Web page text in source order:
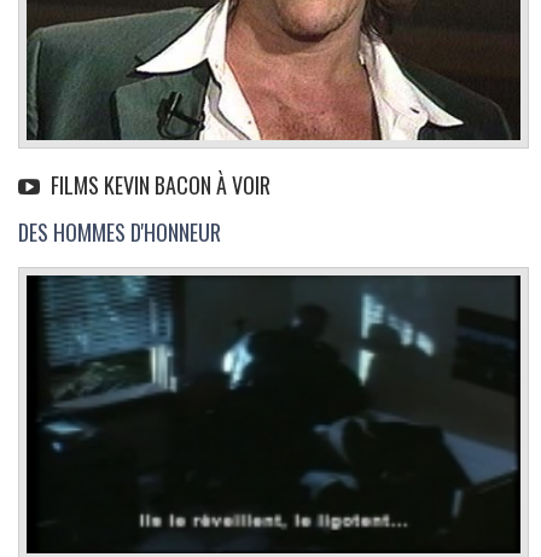
FILMS KEVIN BACON À VOIR
DES HOMMES D'HONNEUR